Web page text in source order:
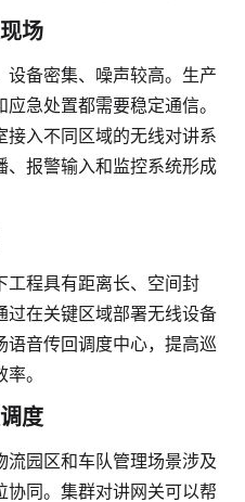
场
设备密集、噪声较高。生产
急处置都需要稳定通信。
入不同区域的无线对讲系
、报警输入和监控系统形成
工程具有距离长、空间封
过在关键区域部署无线设备
音传回调度中心，提高巡
。
度
园区和车队管理场景涉及
协同。集群对讲网关可以帮